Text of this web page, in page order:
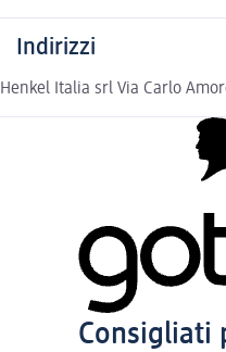
Indirizzi
Henkel Italia srl Via Carlo
Consigliati